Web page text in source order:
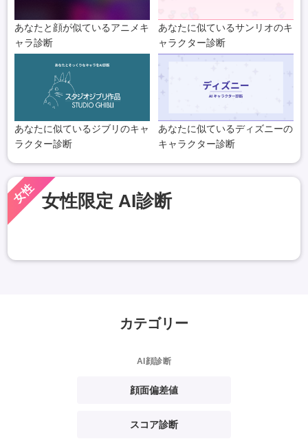
あなたと顔が似ているアニメキ
ャラ診断
あなたに似ているサンリオのキ
ャラクター診断
あなたに似ているジブリのキャ
ラクター診断
あなたに似ているディズニーの
キャラクター診断
女性 女性限定 AI診断
カテゴリー
AI顔診断
顔面偏差値
スコア診断